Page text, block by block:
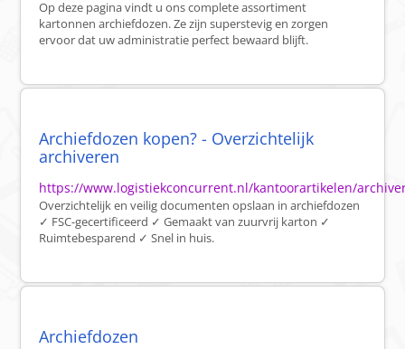
Op deze pagina vindt u ons complete assortiment
kartonnen archiefdozen. Ze zijn superstevig en zorgen
ervoor dat uw administratie perfect bewaard blijft.
Archiefdozen kopen? - Overzichtelijk
archiveren
https://www.logistiekconcurrent.nl/kantoorartikelen/
Overzichtelijk en veilig documenten opslaan in archiefdozen
✓ FSC-gecertificeerd ✓ Gemaakt van zuurvrij karton ✓
Ruimtebesparend ✓ Snel in huis.
Archiefdozen